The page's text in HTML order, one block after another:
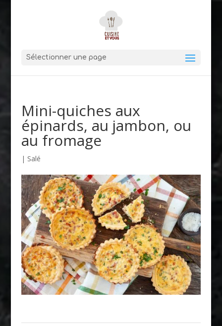
Sélectionner une page
Mini-quiches aux
épinards, au jambon, ou
au fromage
| Salé